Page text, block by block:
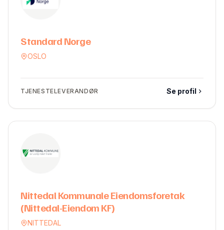
Standard Norge
OSLO
TJENESTELEVERANDØR Se profil
Nittedal Kommunale Eiendomsforetak
(Nittedal-Eiendom KF)
NITTEDAL